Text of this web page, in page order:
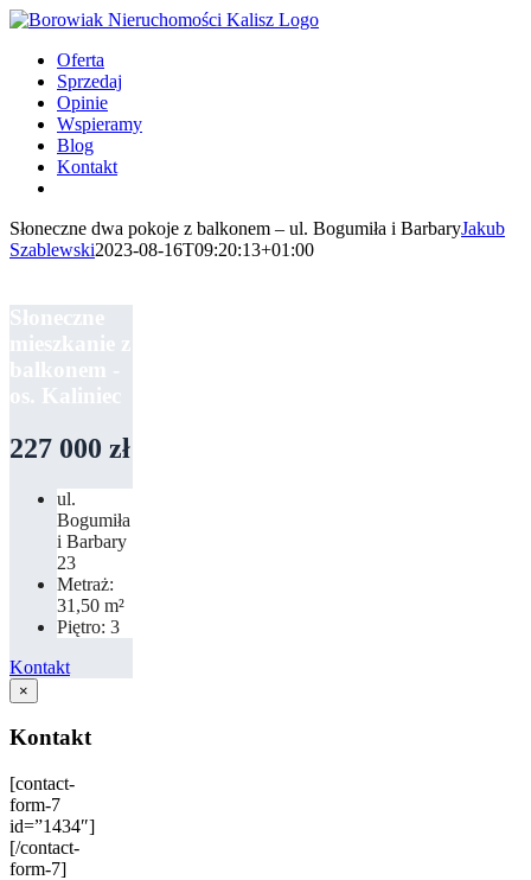
Przejdź
zawartości
Oferta
Sprzedaj
Opinie
Wspieramy
Blog
Kontakt
Słoneczne dwa pokoje z balkonem – ul. Bogumiła i BarbaryJakub
Szablewski2023-08-16T09:20:13+01:00
Słoneczne
mieszkanie z
balkonem -
os. Kaliniec
227 000 zł
ul.
Bogumiła
i Barbary
23
Metraż:
31,50 m²
Piętro: 3
Kontakt
×
Kontakt
[contact-
form-7
id=”1434″]
[/contact-
form-7]